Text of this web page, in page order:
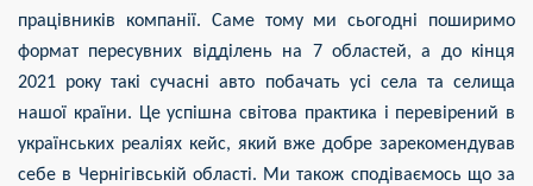
працівників компанії. Саме тому ми сьогодні поширимо
формат пересувних відділень на 7 областей, а до кінця
2021 року такі сучасні авто побачать усі села та селища
нашої країни. Це успішна світова практика і перевірений в
українських реаліях кейс, який вже добре зарекомендував
себе в Чернігівській області. Ми також сподіваємось що за